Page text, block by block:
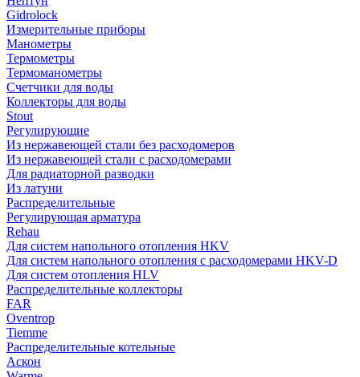
Gidrolock
Измерительные приборы
Манометры
Термометры
Термоманометры
Счетчики для воды
Коллекторы для воды
Stout
Регулирующие
Из нержавеющей стали без расходомеров
Из нержавеющей стали с расходомерами
Для радиаторной разводки
Из латуни
Распределительные
Регулирующая арматура
Rehau
Для систем напольного отопления HKV
Для систем напольного отопления с расходомерами HKV-D
Для систем отопления HLV
Распределительные коллекторы
FAR
Oventrop
Tiemme
Распределительные котельные
Аскон